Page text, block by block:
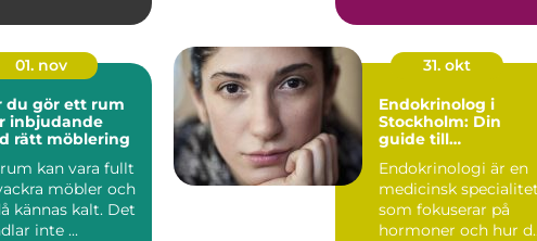
01. nov
du gör ett rum
inbjudande
rätt möblering
kan vara fullt
möbler och
kännas kalt. Det
inte ...
31. okt
Endokrinolog i
Stockholm: Din
guide till
Endokrinologi är en
medicinsk
som fokuserar på
hormoner och hur